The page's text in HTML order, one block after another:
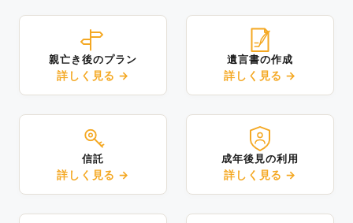
親亡き後のプラン
詳しく見る →
遺言書の作成
詳しく見る →
信託
詳しく見る →
成年後見の利用
詳しく見る →